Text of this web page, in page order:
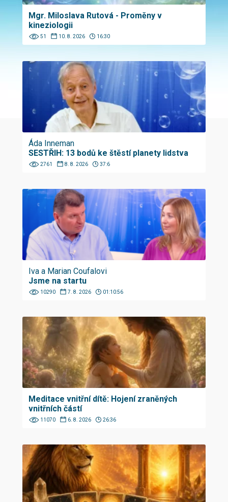
Mgr. Miloslava Rutová - Proměny v
kineziologii
51 10. 8. 2026 16:30
Áda Inneman
SESTŘIH: 13 bodů ke štěstí planety lidstva
2761 8. 8. 2026 37:6
Iva a Marian Coufalovi
Jsme na startu
10290 7. 8. 2026 01:10:56
Meditace vnitřní dítě: Hojení zraněných
vnitřních částí
11070 6. 8. 2026 26:36